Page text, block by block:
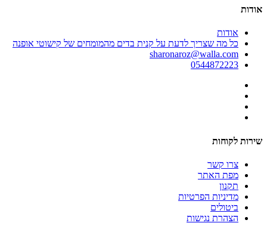
אודות
אודות
כל מה שצריך לדעת על קנית בדים מהמומחים של קישוטי אופנה
sharonaroz@walla.com
0544872223
שירות לקוחות
צרו קשר
מפת האתר
תקנון
מדיניות הפרטיות
ביטולים
הצהרת נגישות